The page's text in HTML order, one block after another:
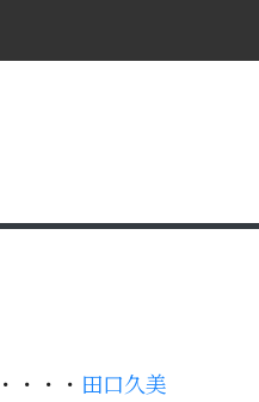
・・・ 田口久美